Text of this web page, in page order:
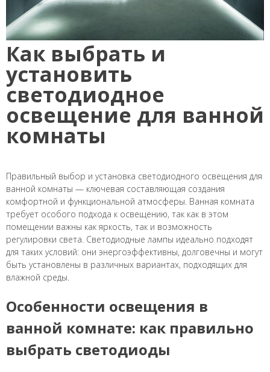
Как выбрать и
установить
светодиодное
освещение для ванной
комнаты
Правильный выбор и установка светодиодного освещения для
ванной комнаты — ключевая составляющая создания
комфортной и функциональной атмосферы. Ванная комната
требует особого подхода к освещению, так как в этом
помещении важны как яркость, так и возможность
регулировки света. Светодиодные лампы идеально подходят
для таких условий: они энергоэффективны, долговечны и могут
быть установлены в различных вариантах, подходящих для
влажной среды.
Особенности освещения в
ванной комнате: как правильно
выбрать светодиоды